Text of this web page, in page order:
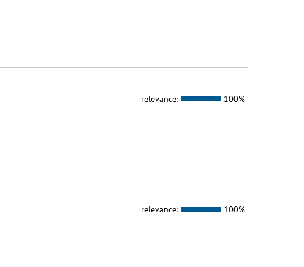
relevance: 100%
relevance: 100%